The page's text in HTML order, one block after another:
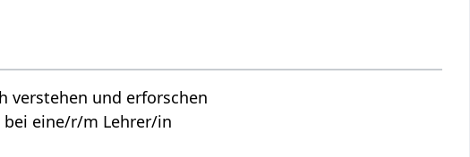
verstehen und erforschen
bei eine/r/m Lehrer/in